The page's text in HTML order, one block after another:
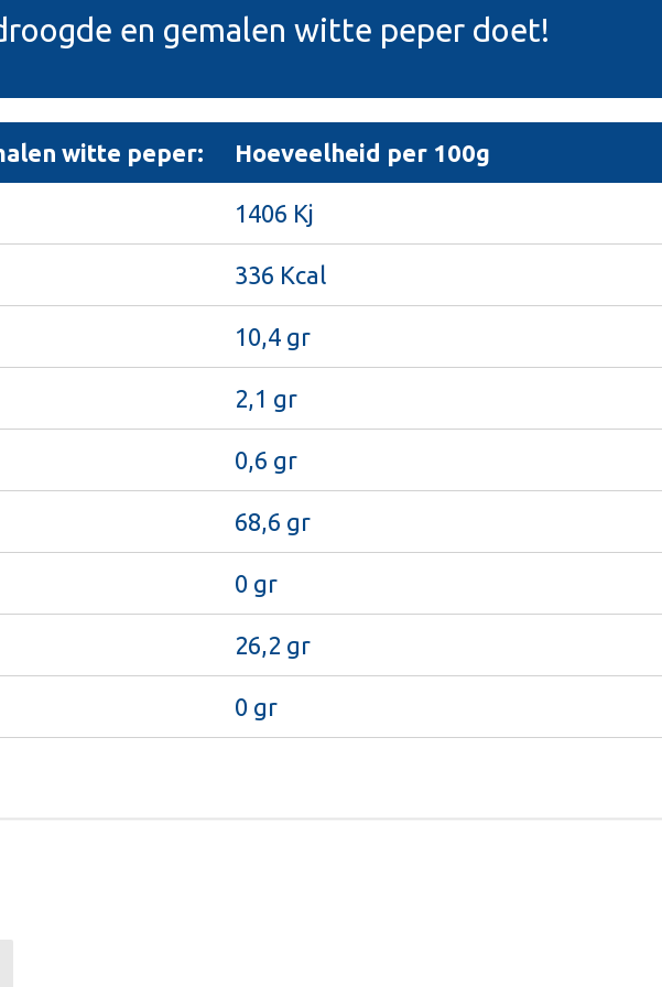
en gemalen witte peper doet!
witte peper: Hoeveelheid per 100g
1406 Kj
336 Kcal
10,4 gr
2,1 gr
0,6 gr
68,6 gr
0 gr
26,2 gr
0 gr